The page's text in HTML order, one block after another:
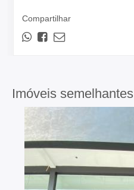
Compartilhar
Imóveis semelhantes